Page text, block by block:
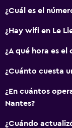
¿Cuál es el
¿Hay wifi en Le
¿A qué hora es el
¿Cuánto cuesta
¿En cuántos
Nantes?
¿Cuándo